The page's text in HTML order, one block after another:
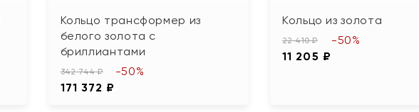
Кольцо трансформер из
белого золота с
бриллиантами
342 744 ₽
171 372 ₽
-50%
Кольцо из золота
22 410 ₽
11 205 ₽
-50%